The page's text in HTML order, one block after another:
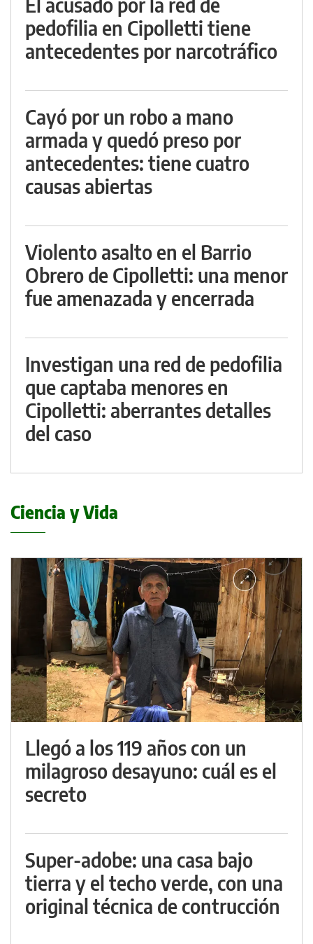
pedofilia en Cipolletti tiene
antecedentes por narcotráfico
Cayó por un robo a mano
armada y quedó preso por
antecedentes: tiene cuatro
causas abiertas
Violento asalto en el Barrio
Obrero de Cipolletti: una menor
fue amenazada y encerrada
Investigan una red de pedofilia
que captaba menores en
Cipolletti: aberrantes detalles
del caso
Ciencia y Vida
Llegó a los 119 años con un
milagroso desayuno: cuál es el
secreto
Super-adobe: una casa bajo
tierra y el techo verde, con una
original técnica de contrucción